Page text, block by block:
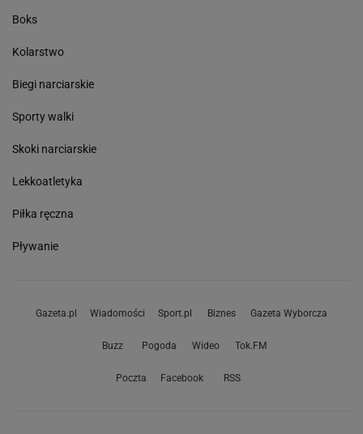
Boks
Kolarstwo
Biegi narciarskie
Sporty walki
Skoki narciarskie
Lekkoatletyka
Piłka ręczna
Pływanie
Gazeta.pl Wiadomości Sport.pl Biznes Gazeta Wyborcza
Buzz Pogoda Wideo Tok.FM
Poczta Facebook RSS